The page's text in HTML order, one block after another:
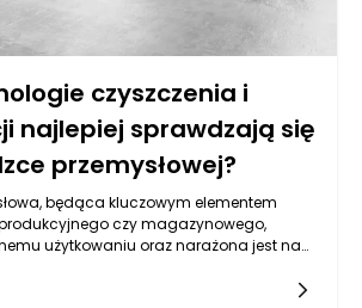
czyszczenia i
najlepiej sprawdzają się
przemysłowej?
będąca kluczowym elementem
czy magazynowego,
użytkowaniu oraz narażona jest na
tylko wpływ na ich estetykę, ale także na